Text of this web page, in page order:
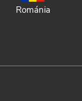
Románia